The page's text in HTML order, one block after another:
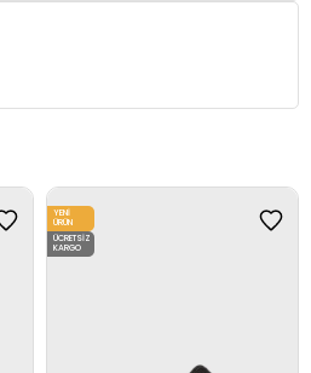
YENI
ÜRÜN
ÜCRETSIZ
KARGO